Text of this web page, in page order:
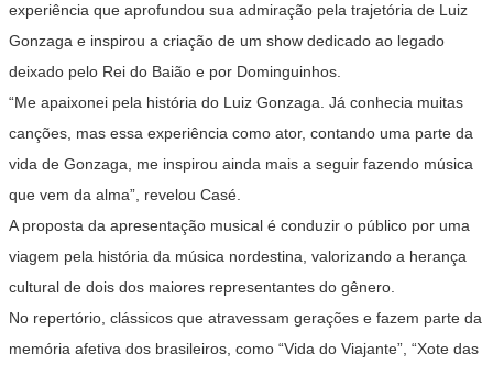
experiência que aprofundou sua admiração pela trajetória de Luiz
Gonzaga e inspirou a criação de um show dedicado ao legado
deixado pelo Rei do Baião e por Dominguinhos.
“Me apaixonei pela história do Luiz Gonzaga. Já conhecia muitas
canções, mas essa experiência como ator, contando uma parte da
vida de Gonzaga, me inspirou ainda mais a seguir fazendo música
que vem da alma”, revelou Casé.
A proposta da apresentação musical é conduzir o público por uma
viagem pela história da música nordestina, valorizando a herança
cultural de dois dos maiores representantes do gênero.
No repertório, clássicos que atravessam gerações e fazem parte da
memória afetiva dos brasileiros, como “Vida do Viajante”, “Xote das